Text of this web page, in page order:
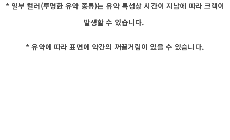
* 일부 컬러(투명한 유약 종류)는 유약 특성상 시간이 지남에 따라 크랙이
발생할 수 있습니다.
* 유약에 따라 표면에 약간의 꺼끌거림이 있을 수 있습니다.